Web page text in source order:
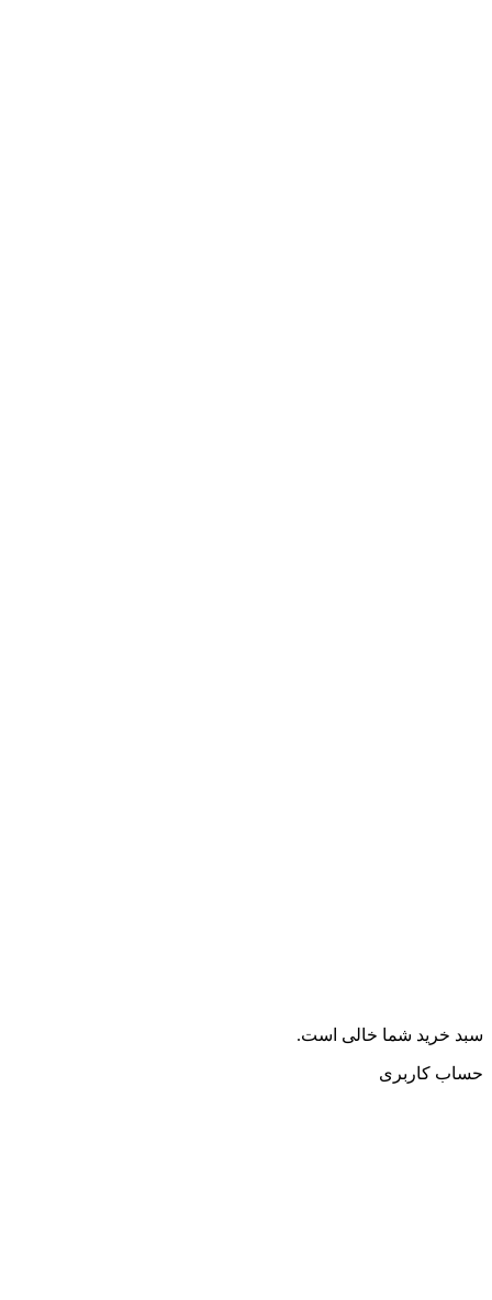
سبد خرید شما خالی است.
حساب کاربری